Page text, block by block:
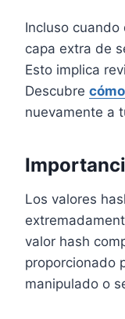
Incluso
capa extra de
Esto implica
Descubre
nuevamente a
Los valores
valor hash
proporcionado
manipulado o